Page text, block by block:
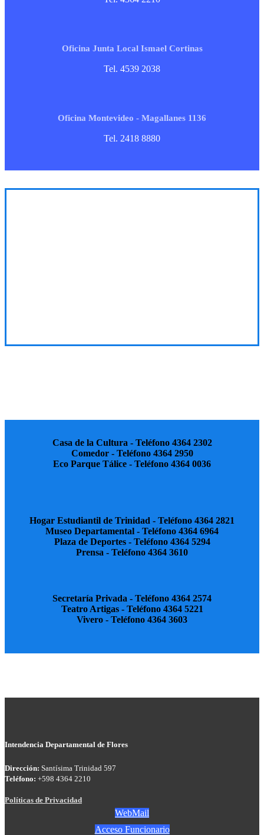
Oficina Junta Local Ismael Cortinas
Tel. 4539 2038
Oficina Montevideo - Magallanes 1136
Tel. 2418 8880
Casa de la Cultura - Teléfono 4364 2302
Comedor - Teléfono 4364 2950
Eco Parque Tálice - Teléfono 4364 0036
Hogar Estudiantil de Trinidad - Teléfono 4364 2821
Museo Departamental - Teléfono 4364 6964
Plaza de Deportes - Teléfono 4364 5294
Prensa - Teléfono 4364 3610
Secretaría Privada - Teléfono 4364 2574
Teatro Artigas - Teléfono 4364 5221
Vivero - Teléfono 4364 3603
Intendencia Departamental de Flores
Dirección: Santísima Trinidad 597
Teléfono: +598 4364 2210
Políticas de Privacidad
WebMail
Acceso Funcionario